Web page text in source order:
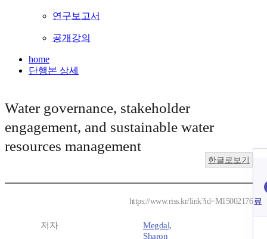
연구보고서
공개강의
home
단행본 상세
Water governance, stakeholder
engagement, and sustainable water
resources management
한글로보기
https://www.riss.kr/link?id=M15002176
저자
Megdal,
Sharon
료